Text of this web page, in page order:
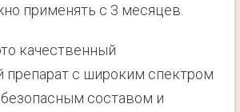
применять с 3 месяцев.
качественный
препарат с широким спектром
составом и